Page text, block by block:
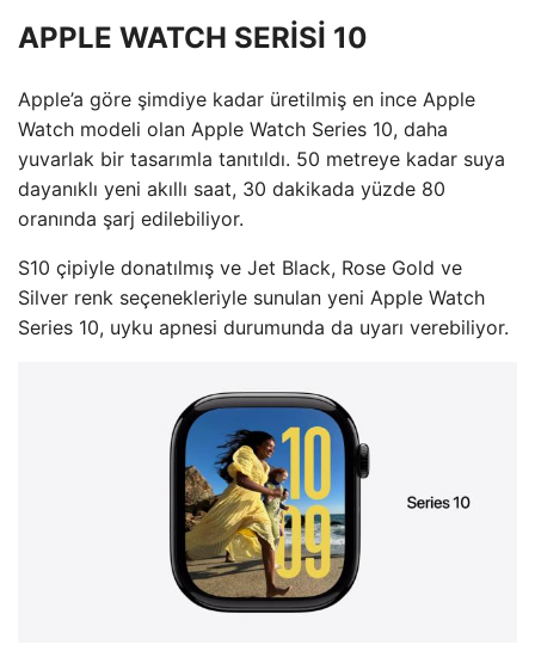
APPLE WATCH SERİSİ 10
Apple’a göre şimdiye kadar üretilmiş en ince Apple
Watch modeli olan Apple Watch Series 10, daha
yuvarlak bir tasarımla tanıtıldı. 50 metreye kadar suya
dayanıklı yeni akıllı saat, 30 dakikada yüzde 80
oranında şarj edilebiliyor.
S10 çipiyle donatılmış ve Jet Black, Rose Gold ve
Silver renk seçenekleriyle sunulan yeni Apple Watch
Series 10, uyku apnesi durumunda da uyarı verebiliyor.